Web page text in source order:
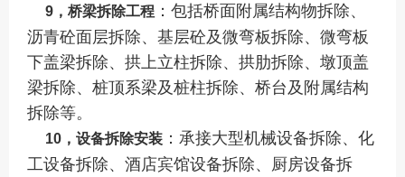
9，桥梁拆除工程 ：包括桥面附属结构物拆除、
沥青砼面层拆除、基层砼及微弯板拆除、微弯板
下盖梁拆除、拱上立柱拆除、拱肋拆除、墩顶盖
梁拆除、桩顶系梁及桩柱拆除、桥台及附属结构
拆除等。
10，设备拆除安装 ：承接大型机械设备拆除、化
工设备拆除、酒店宾馆设备拆除、厨房设备拆